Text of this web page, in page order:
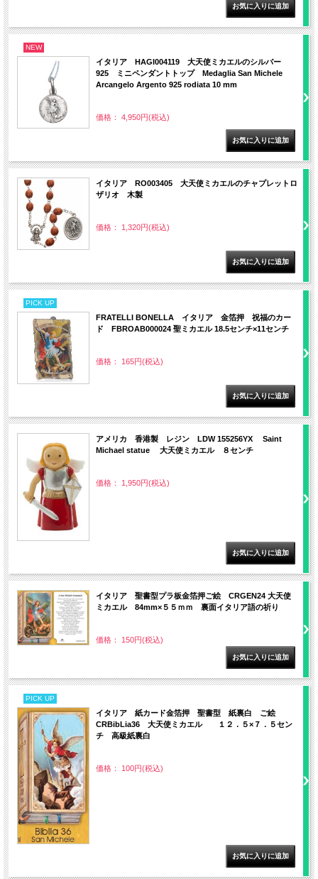
NEW
イタリア HAGI004119 大天使ミカエルのシルバー
925 ミニペンダントトップ Medaglia San Michele
Arcangelo Argento 925 rodiata 10 mm
価格： 4,950円(税込)
イタリア RO003405 大天使ミカエルのチャプレットロ
ザリオ 木製
価格： 1,320円(税込)
PICK UP
FRATELLI BONELLA イタリア 金箔押 祝福のカー
ド FBROAB000024 聖ミカエル 18.5センチ×11センチ
価格： 165円(税込)
アメリカ 香港製 レジン LDW 155256YX Saint
Michael statue 大天使ミカエル ８センチ
価格： 1,950円(税込)
イタリア 聖書型プラ板金箔押ご絵 CRGEN24 大天使
ミカエル 84mm×５５ｍｍ 裏面イタリア語の祈り
価格： 150円(税込)
PICK UP
イタリア 紙カード金箔押 聖書型 紙裏白 ご絵
CRBibLia36 大天使ミカエル １２．５×７．５セン
チ 高級紙裏白
価格： 100円(税込)